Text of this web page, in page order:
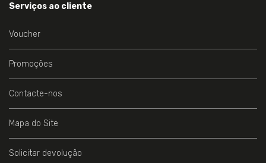
Serviços ao cliente
Voucher
Promoções
Contacte-nos
Mapa do Site
Solicitar devolução